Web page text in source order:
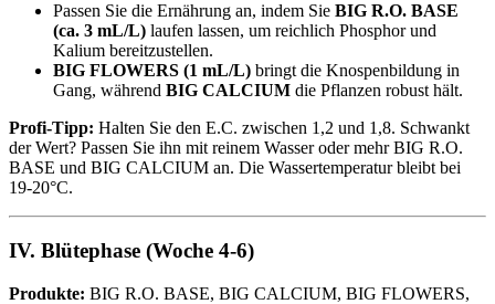
Passen Sie die Ernährung an, indem Sie BIG R.O. BASE
(ca. 3 mL/L) laufen lassen, um reichlich Phosphor und
Kalium bereitzustellen.
BIG FLOWERS (1 mL/L) bringt die Knospenbildung in
Gang, während BIG CALCIUM die Pflanzen robust hält.
Profi-Tipp: Halten Sie den E.C. zwischen 1,2 und 1,8. Schwankt
der Wert? Passen Sie ihn mit reinem Wasser oder mehr BIG R.O.
BASE und BIG CALCIUM an. Die Wassertemperatur bleibt bei
19-20°C.
IV. Blütephase (Woche 4-6)
Produkte: BIG R.O. BASE, BIG CALCIUM, BIG FLOWERS,